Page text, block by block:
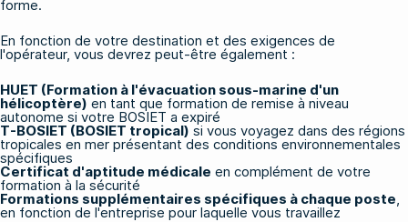
forme.
En fonction de votre destination et des exigences de
l'opérateur, vous devrez peut-être également :
HUET (Formation à l'évacuation sous-marine d'un
hélicoptère) en tant que formation de remise à niveau
autonome si votre BOSIET a expiré
T-BOSIET (BOSIET tropical) si vous voyagez dans des régions
tropicales en mer présentant des conditions environnementales
spécifiques
Certificat d'aptitude médicale en complément de votre
formation à la sécurité
Formations supplémentaires spécifiques à chaque poste
en fonction de l'entreprise pour laquelle vous travaillez